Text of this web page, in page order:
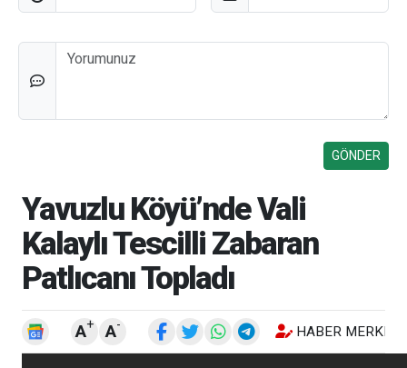
Düşünceleriniz
Yavuzlu Köyü’nde Vali
Kalaylı Tescilli Zabaran
Patlıcanı Topladı
A+ A- HABER MERKEZI